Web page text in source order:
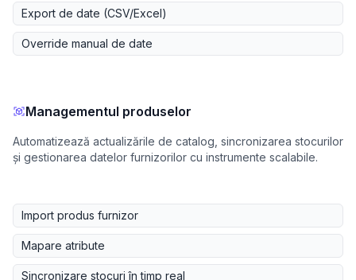
Export de date (CSV/Excel)
Override manual de date
Managementul produselor
Automatizează actualizările de catalog, sincronizarea stocurilor
și gestionarea datelor furnizorilor cu instrumente scalabile.
Import produs furnizor
Mapare atribute
Sincronizare stocuri în timp real